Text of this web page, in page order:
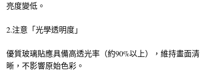
亮度變低。
2.注意「光學透明度」
優質玻璃貼應具備高透光率（約90%以上），維持畫面清
晰，不影響原始色彩。